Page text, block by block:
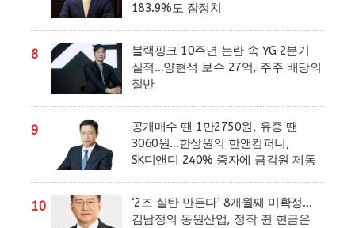
183.9%도 잠정치
8
블랙핑크 10주년 논란 속 YG 2분기
실적…양현석 보수 27억, 주주 배당의
절반
9
공개매수 땐 1만2750원, 유증 땐
3060원…한상원의 한앤컴퍼니,
SK디앤디 240% 증자에 금감원 제동
10
‘2조 실탄 만든다’ 8개월째 미확정…
김남정의 동원산업, 정작 쥔 현금은